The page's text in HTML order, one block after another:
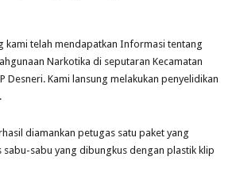
kami telah mendapatkan Informasi tentang
Narkotika di seputaran Kecamatan
Desneri. Kami lansung melakukan penyelidikan
diamankan petugas satu paket yang
sabu yang dibungkus dengan plastik klip